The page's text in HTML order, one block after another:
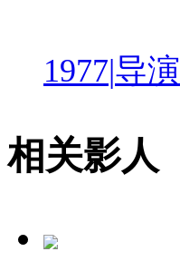
1977|导演
相关影人